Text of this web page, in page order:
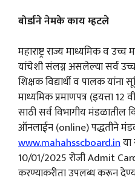
बोर्डाने नेमके काय म्हटले
महाराष्ट्र राज्य माध्यमिक व
यांचेशी संलग्न असलेल्या सर्व उच्च
शिक्षक विद्यार्थी व पालक
माध्यमिक प्रमाणपत्र (इयत्ता 12
साठी सर्व विभागीय मंडळातील
ऑनलाईन (online) पद्धतीने
www.mahahsscboard.in
10/01/2025 रोजी Admit
करण्याकरीता उपलब्ध करून